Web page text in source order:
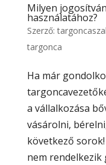
Milyen
használatához?
Szerző:
targonca
Ha már
a vállalkozása
vásárolni,
következő
nem rendelkezik